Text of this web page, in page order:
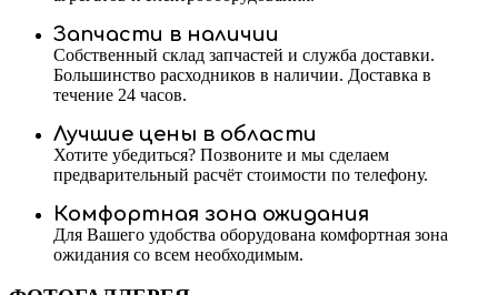
Запчасти в наличии
Собственный склад запчастей и служба доставки.
Большинство расходников в наличии. Доставка в
течение 24 часов.
Лучшие цены в области
Хотите убедиться? Позвоните и мы сделаем
предварительный расчёт стоимости по телефону.
Комфортная зона ожидания
Для Вашего удобства оборудована комфортная зона
ожидания со всем необходимым.